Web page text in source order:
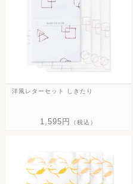
洋風レターセット しきたり
1,595円 （税込）